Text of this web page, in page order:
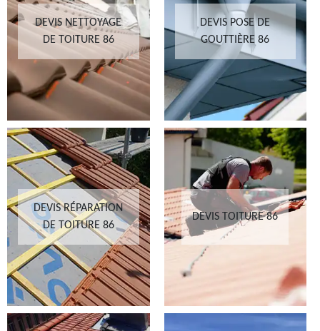
DEVIS NETTOYAGE
DE TOITURE 86
DEVIS POSE DE
GOUTTIÈRE 86
DEVIS RÉPARATION
DE TOITURE 86
DEVIS TOITURE 86